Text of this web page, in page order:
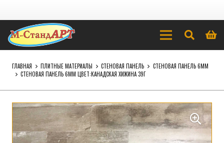
ГЛАВНАЯ ПЛИТНЫЕ МАТЕРИАЛЫ СТЕНОВАЯ ПАНЕЛЬ
СТЕНОВАЯ ПАНЕЛЬ 6ММ
СТЕНОВАЯ ПАНЕЛЬ 6ММ ЦВЕТ:КАНАДСКАЯ ХИЖИНА 39Г